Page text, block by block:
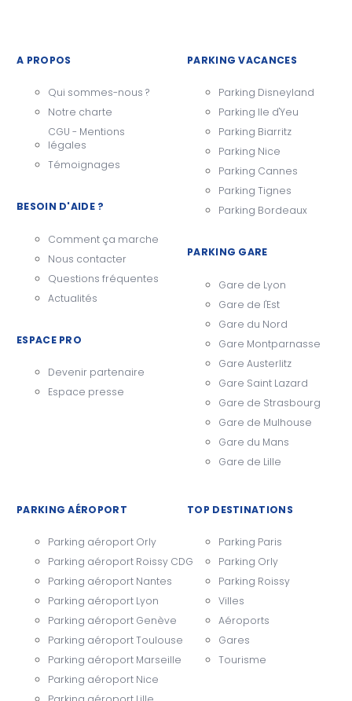
A PROPOS
Qui sommes-nous ?
Notre charte
CGU - Mentions
légales
Témoignages
BESOIN D'AIDE ?
Comment ça marche
Nous contacter
Questions fréquentes
Actualités
ESPACE PRO
Devenir partenaire
Espace presse
PARKING VACANCES
Parking Disneyland
Parking Ile d'Yeu
Parking Biarritz
Parking Nice
Parking Cannes
Parking Tignes
Parking Bordeaux
PARKING GARE
Gare de Lyon
Gare de l'Est
Gare du Nord
Gare Montparnasse
Gare Austerlitz
Gare Saint Lazard
Gare de Strasbourg
Gare de Mulhouse
Gare du Mans
Gare de Lille
PARKING AÉROPORT
Parking aéroport Orly
Parking aéroport Roissy CDG
Parking aéroport Nantes
Parking aéroport Lyon
Parking aéroport Genève
Parking aéroport Toulouse
Parking aéroport Marseille
Parking aéroport Nice
TOP DESTINATIONS
Parking Paris
Parking Orly
Parking Roissy
Villes
Aéroports
Gares
Tourisme